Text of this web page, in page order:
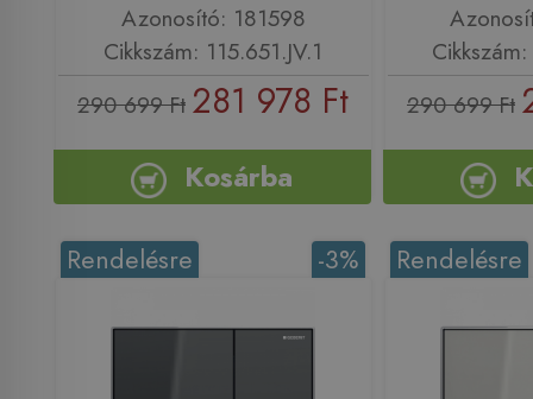
Azonosító: 181598
Cikkszám: 115.651.JV.1
290 699 Ft 281 978 Ft
Kosárba
290 699 Ft
-3%
Rendelésre Rendelésre